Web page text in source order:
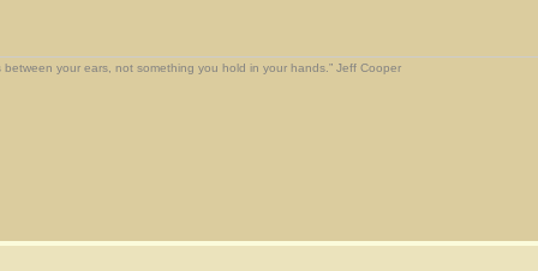
your ears, not something you hold in your hands.” Jeff Cooper